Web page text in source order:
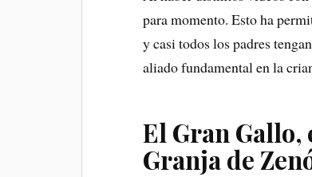
para momento. Esto ha
y casi todos los padres
aliado fundamental en la
El Gran Gallo,
Granja de